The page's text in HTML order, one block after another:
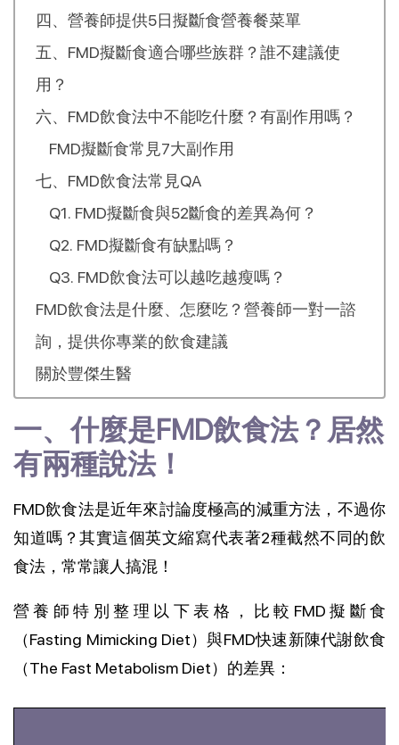
四、營養師提供5日擬斷食營養餐菜單
五、FMD擬斷食適合哪些族群？誰不建議使
用？
六、FMD飲食法中不能吃什麼？有副作用嗎？
FMD擬斷食常見7大副作用
七、FMD飲食法常見QA
Q1. FMD擬斷食與52斷食的差異為何？
Q2. FMD擬斷食有缺點嗎？
Q3. FMD飲食法可以越吃越瘦嗎？
FMD飲食法是什麼、怎麼吃？營養師一對一諮
詢，提供你專業的飲食建議
關於豐傑生醫
一、什麼是FMD飲食法？居然
有兩種說法！
FMD飲食法是近年來討論度極高的減重方法，不過你
知道嗎？其實這個英文縮寫代表著2種截然不同的飲
食法，常常讓人搞混！
營養師特別整理以下表格，比較FMD擬斷食
（Fasting Mimicking Diet）與FMD快速新陳代謝飲食
（The Fast Metabolism Diet）的差異：